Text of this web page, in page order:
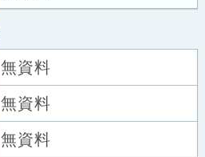
無資料
無資料
無資料